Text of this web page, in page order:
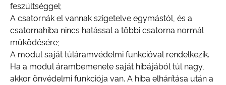
feszültséggel;
A csatornák el vannak szigetelve egymástól, és a
csatornahiba nincs hatással a többi csatorna normál
működésére;
A modul saját túláramvédelmi funkcióval rendelkezik.
Ha a modul árambemenete saját hibájából túl nagy,
akkor önvédelmi funkciója van. A hiba elhárítása után a